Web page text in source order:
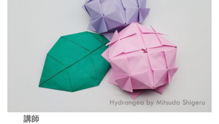
講師